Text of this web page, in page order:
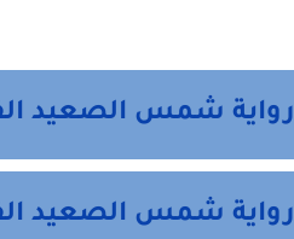
رواية شمس الصعيد
رواية شمس الصعيد